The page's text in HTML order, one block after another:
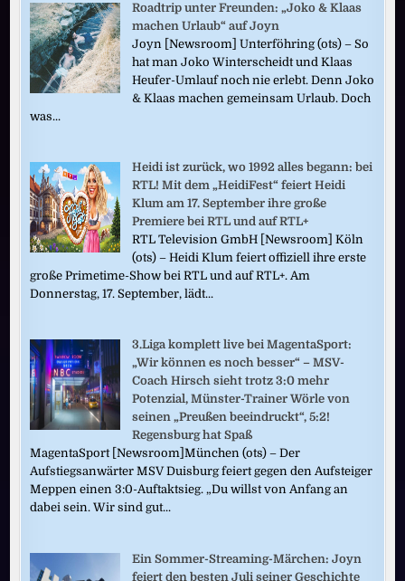
Roadtrip unter Freunden: „Joko & Klaas
machen Urlaub“ auf Joyn
Joyn [Newsroom] Unterföhring (ots) – So
hat man Joko Winterscheidt und Klaas
Heufer-Umlauf noch nie erlebt. Denn Joko
& Klaas machen gemeinsam Urlaub. Doch
was...
Heidi ist zurück, wo 1992 alles begann: bei
RTL! Mit dem „HeidiFest“ feiert Heidi
Klum am 17. September ihre große
Premiere bei RTL und auf RTL+
RTL Television GmbH [Newsroom] Köln
(ots) – Heidi Klum feiert offiziell ihre erste
große Primetime-Show bei RTL und auf RTL+. Am
Donnerstag, 17. September, lädt...
3.Liga komplett live bei MagentaSport:
„Wir können es noch besser“ – MSV-
Coach Hirsch sieht trotz 3:0 mehr
Potenzial, Münster-Trainer Wörle von
seinen „Preußen beeindruckt“, 5:2!
Regensburg hat Spaß
MagentaSport [Newsroom]München (ots) – Der
Aufstiegsanwärter MSV Duisburg feiert gegen den Aufsteiger
Meppen einen 3:0-Auftaktsieg. „Du willst von Anfang an
dabei sein. Wir sind gut...
Ein Sommer-Streaming-Märchen: Joyn
feiert den besten Juli seiner Geschichte